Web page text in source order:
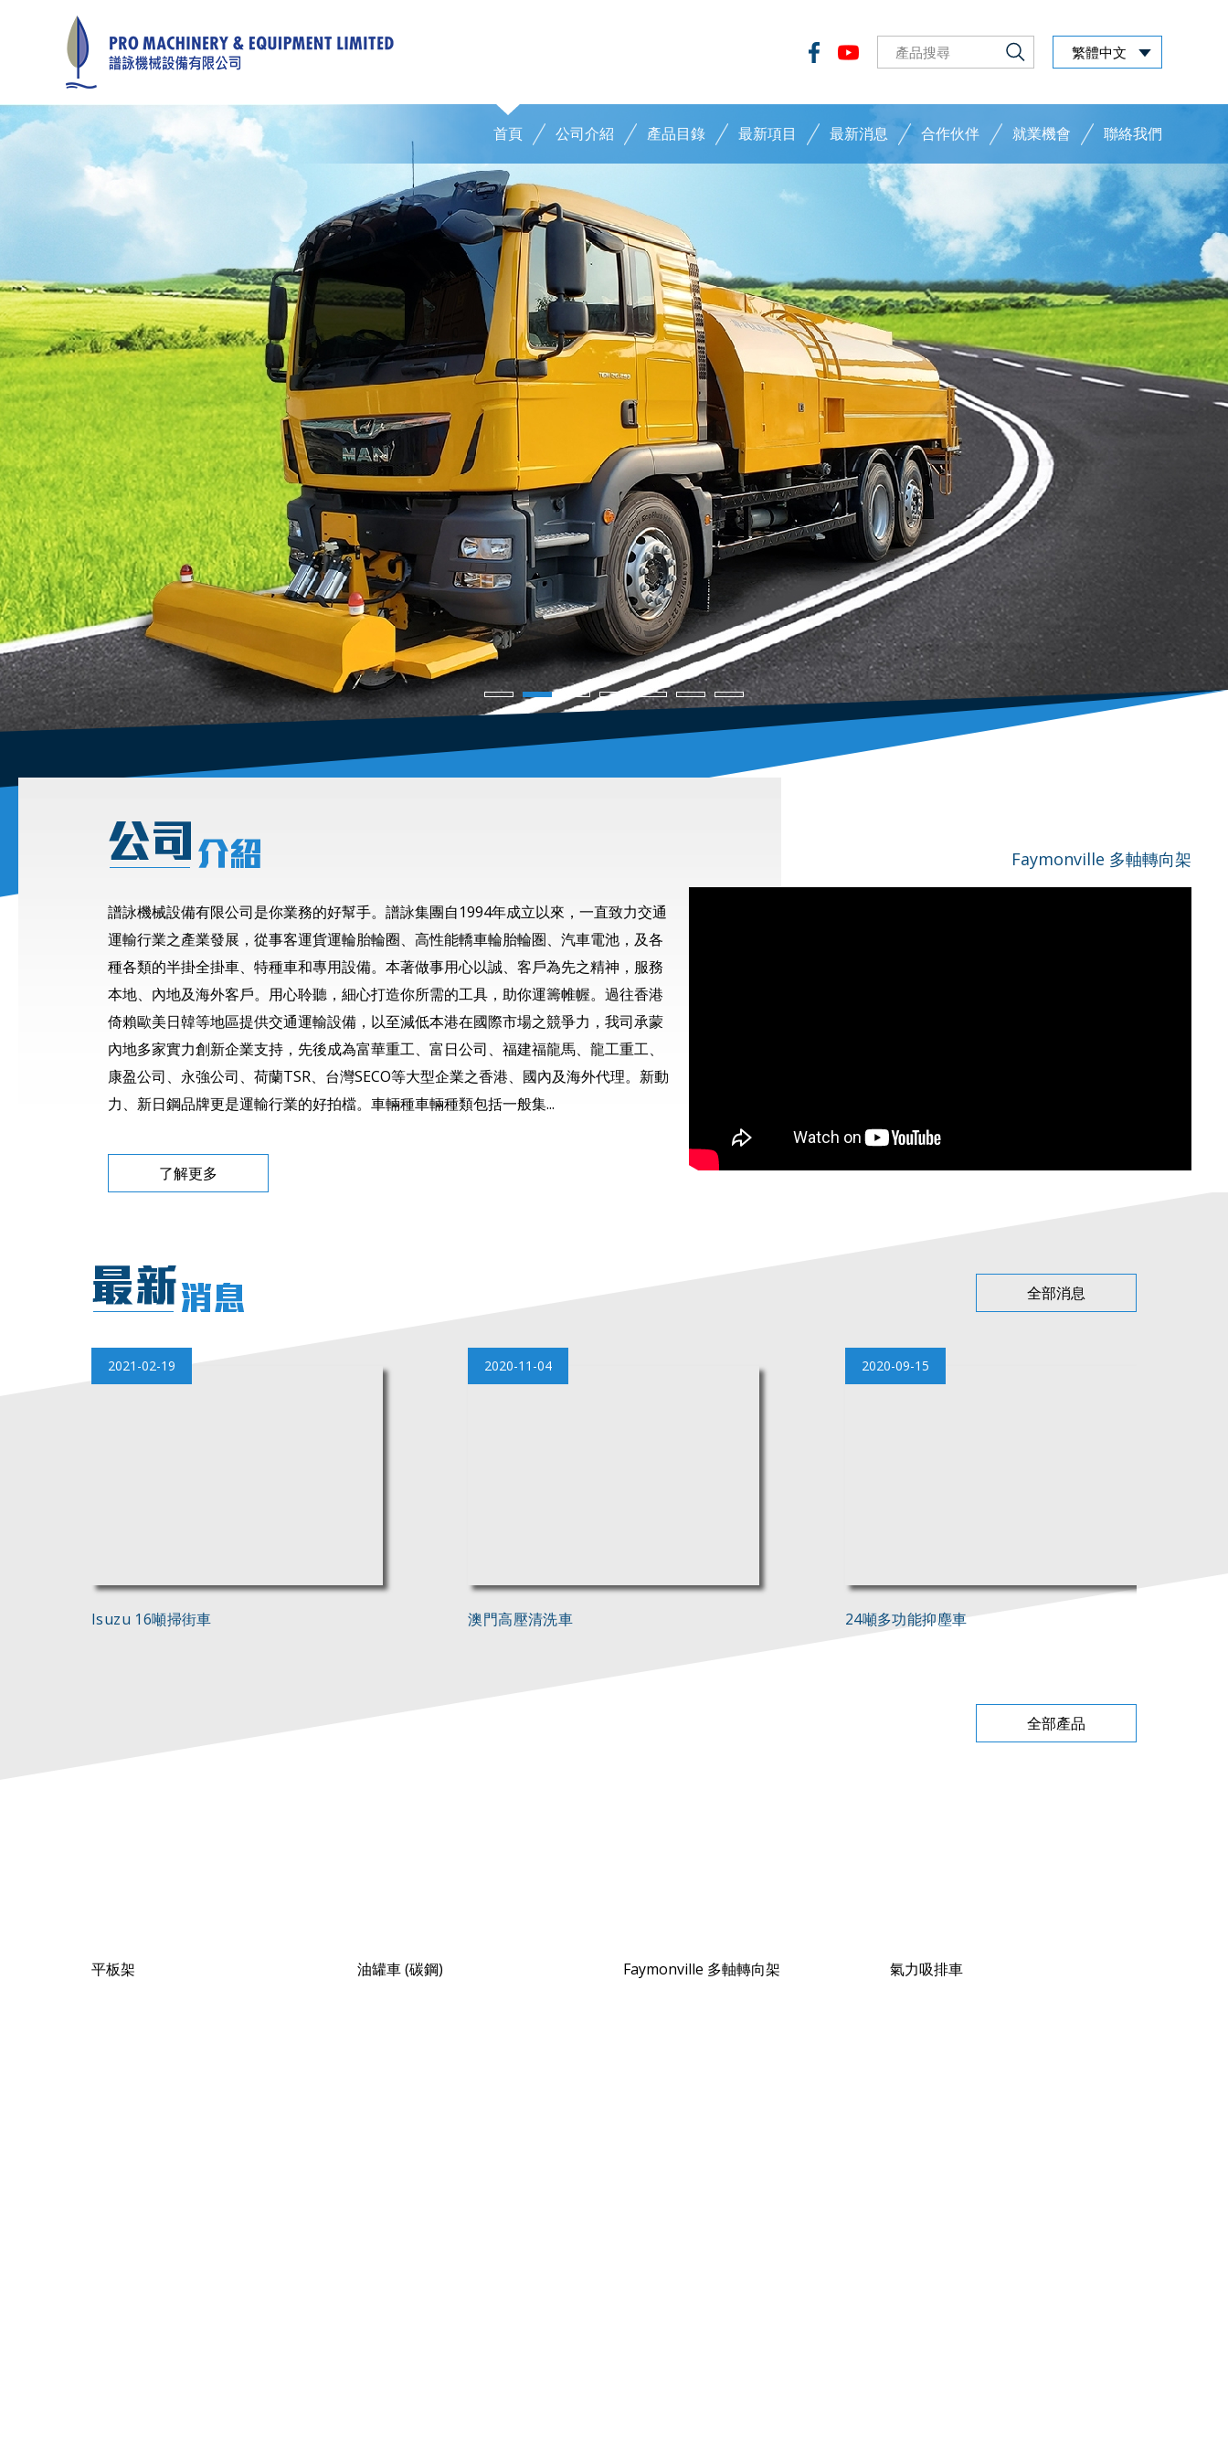
繁體中文
首頁 公司介紹 產品目錄 最新項目 最新消息 合作伙伴 就業機會 聯絡我們
Faymonville 多軸轉向架
譜詠機械設備有限公司是你業務的好幫手。譜詠集團自1994年成立以來，一直致力交通
運輸行業之產業發展，從事客運貨運輪胎輪圈、高性能轎車輪胎輪圏、汽車電池，及各
種各類的半掛全掛車、特種車和專用設備。本著做事用心以誠、客戶為先之精神，服務
本地、內地及海外客戶。用心聆聽，細心打造你所需的工具，助你運籌帷幄。過往香港
倚賴歐美日韓等地區提供交通運輸設備，以至減低本港在國際市場之競爭力，我司承蒙
內地多家實力創新企業支持，先後成為富華重工、富日公司、福建福龍馬、龍工重工、
康盈公司、永強公司、荷蘭TSR、台灣SECO等大型企業之香港、國內及海外代理。新動
力、新日鋼品牌更是運輸行業的好拍檔。車輛種車輛種類包括一般集...
了解更多
全部消息
2021-02-19
Isuzu 16噸掃街車
2020-11-04
澳門高壓清洗車
2020-09-15
24噸多功能抑塵車
全部產品
平板架 油罐車 (碳鋼) Faymonville 多軸轉向架 氣力吸排車